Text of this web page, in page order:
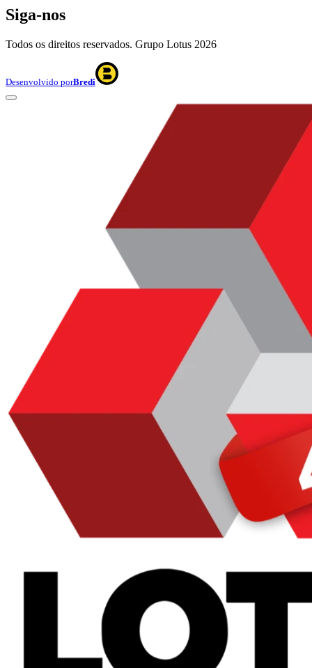
Siga-nos
Todos os direitos reservados. Grupo Lotus 2026
Desenvolvido porBredi